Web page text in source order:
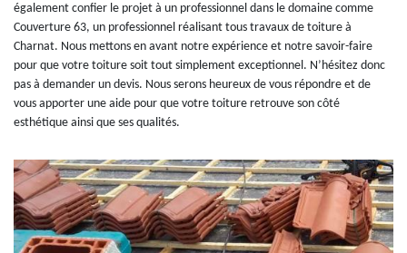
également confier le projet à un professionnel dans le domaine comme
Couverture 63, un professionnel réalisant tous travaux de toiture à
Charnat. Nous mettons en avant notre expérience et notre savoir-faire
pour que votre toiture soit tout simplement exceptionnel. N’hésitez donc
pas à demander un devis. Nous serons heureux de vous répondre et de
vous apporter une aide pour que votre toiture retrouve son côté
esthétique ainsi que ses qualités.